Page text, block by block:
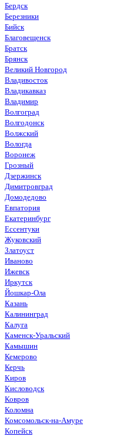
Бердск
Березники
Бийск
Благовещенск
Братск
Брянск
Великий Новгород
Владивосток
Владикавказ
Владимир
Волгоград
Волгодонск
Волжский
Вологда
Воронеж
Грозный
Дзержинск
Димитровград
Домодедово
Евпатория
Екатеринбург
Ессентуки
Жуковский
Златоуст
Иваново
Ижевск
Иркутск
Йошкар-Ола
Казань
Калининград
Калуга
Каменск-Уральский
Камышин
Кемерово
Керчь
Киров
Кисловодск
Ковров
Коломна
Комсомольск-на-Амуре
Копейск